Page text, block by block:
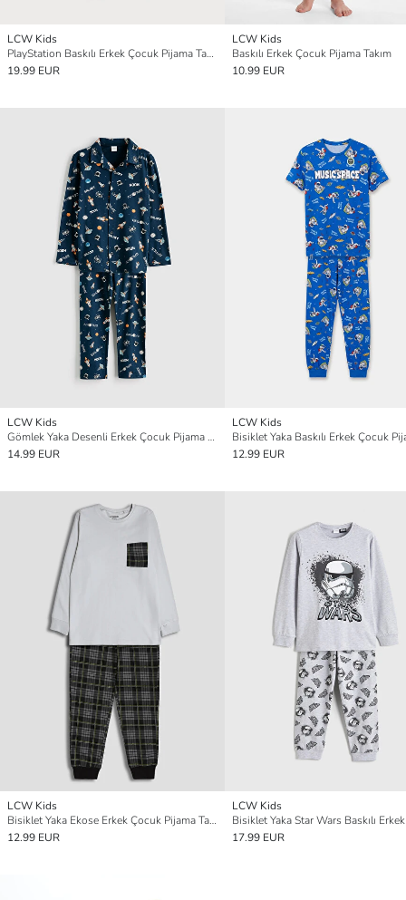
LCW Kids
PlayStation Baskılı Erkek Çocuk Pijama Takımı
19.99 EUR
LCW Kids
Baskılı Erkek Çocuk Pijama Takım
10.99 EUR
LCW Kids
Gömlek Yaka Desenli Erkek Çocuk Pijama Takımı
14.99 EUR
LCW Kids
12.99 EUR
LCW Kids
Bisiklet Yaka Ekose Erkek Çocuk Pijama Takımı
12.99 EUR
LCW Kids
17.99 EUR